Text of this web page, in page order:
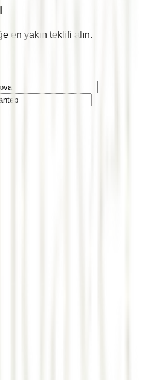
en yakın teklifi alın.